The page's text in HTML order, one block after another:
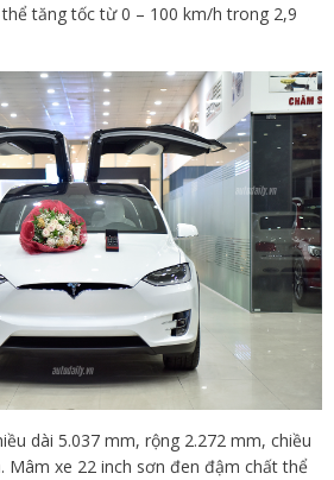
tăng tốc từ 0 – 100 km/h trong 2,9
dài 5.037 mm, rộng 2.272 mm, chiều
Mâm xe 22 inch sơn đen đậm chất thể